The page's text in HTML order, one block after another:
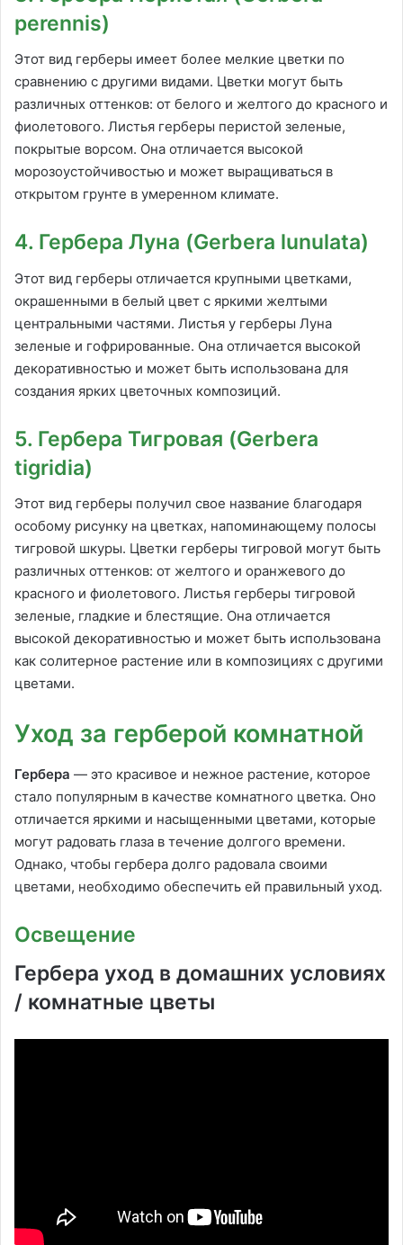
perennis)
Этот вид герберы имеет более мелкие цветки по
сравнению с другими видами. Цветки могут быть
различных оттенков: от белого и желтого до красного и
фиолетового. Листья герберы перистой зеленые,
покрытые ворсом. Она отличается высокой
морозоустойчивостью и может выращиваться в
открытом грунте в умеренном климате.
4. Гербера Луна (Gerbera lunulata)
Этот вид герберы отличается крупными цветками,
окрашенными в белый цвет с яркими желтыми
центральными частями. Листья у герберы Луна
зеленые и гофрированные. Она отличается высокой
декоративностью и может быть использована для
создания ярких цветочных композиций.
5. Гербера Тигровая (Gerbera
tigridia)
Этот вид герберы получил свое название благодаря
особому рисунку на цветках, напоминающему полосы
тигровой шкуры. Цветки герберы тигровой могут быть
различных оттенков: от желтого и оранжевого до
красного и фиолетового. Листья герберы тигровой
зеленые, гладкие и блестящие. Она отличается
высокой декоративностью и может быть использована
как солитерное растение или в композициях с другими
цветами.
Уход за герберой комнатной
Гербера — это красивое и нежное растение, которое
стало популярным в качестве комнатного цветка. Оно
отличается яркими и насыщенными цветами, которые
могут радовать глаза в течение долгого времени.
Однако, чтобы гербера долго радовала своими
цветами, необходимо обеспечить ей правильный уход.
Освещение
Гербера уход в домашних условиях
/ комнатные цветы